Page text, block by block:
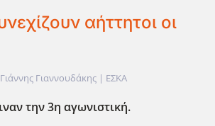
αήττητοι οι
Γιαννουδάκης | ΕΣΚΑ
την 3η αγωνιστική.